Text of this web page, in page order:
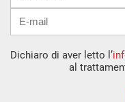
Dichiaro di aver letto l’
al